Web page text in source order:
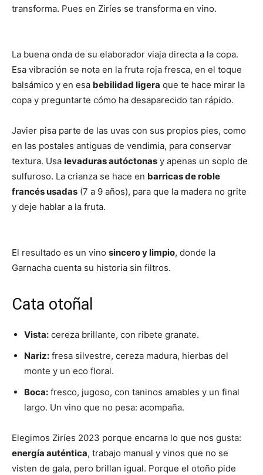
transforma. Pues en Ziríes se transforma en vino.
La buena onda de su elaborador viaja directa a la copa.
Esa vibración se nota en la fruta roja fresca, en el toque
balsámico y en esa bebilidad ligera que te hace mirar la
copa y preguntarte cómo ha desaparecido tan rápido.
Javier pisa parte de las uvas con sus propios pies, como
en las postales antiguas de vendimia, para conservar
textura. Usa levaduras autóctonas y apenas un soplo de
sulfuroso. La crianza se hace en barricas de roble
francés usadas (7 a 9 años), para que la madera no grite
y deje hablar a la fruta.
El resultado es un vino sincero y limpio, donde la
Garnacha cuenta su historia sin filtros.
Cata otoñal
Vista: cereza brillante, con ribete granate.
Nariz: fresa silvestre, cereza madura, hierbas del
monte y un eco floral.
Boca: fresco, jugoso, con taninos amables y un final
largo. Un vino que no pesa: acompaña.
Elegimos Ziríes 2023 porque encarna lo que nos gusta:
energía auténtica, trabajo manual y vinos que no se
visten de gala, pero brillan igual. Porque el otoño pide